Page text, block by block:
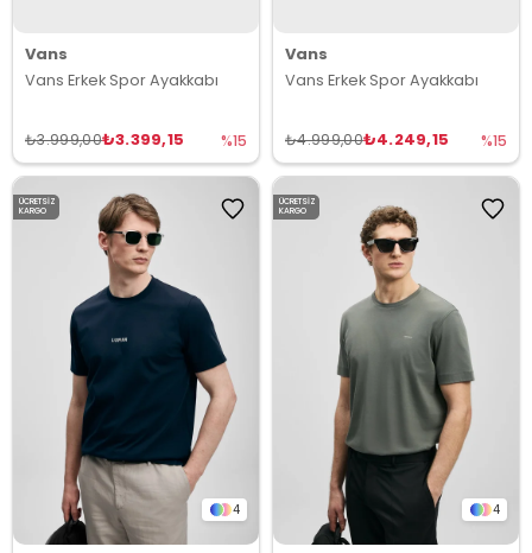
Vans
Vans Erkek Spor Ayakkabı
₺3.399,15
₺3.999,00 %15
Vans
Vans Erkek Spor Ayakkabı
₺4.249,15
₺4.999,00 %15
4
ÜCRETSIZ
KARGO
4
ÜCRETSIZ
KARGO